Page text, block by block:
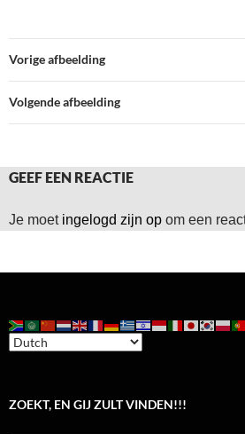
Vorige afbeelding
Volgende afbeelding
GEEF EEN REACTIE
Je moet ingelogd zijn op om een
ZOEKT, EN GIJ ZULT VINDEN!!!